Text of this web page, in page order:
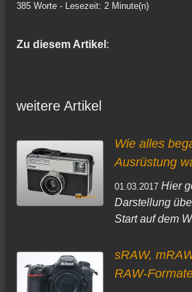
385 Worte - Lesezeit: 2 Minute(n)
Zu diesem Artikel :
weitere Artikel
Wie alles
Ausrüstung
01.03.2017 Hier
Darstellung
Start auf dem
sRAW,
RAW-